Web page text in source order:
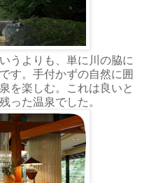
うよりも、単に川の脇に
す。手付かずの自然に囲
を楽しむ。これは良いと
った温泉でした。